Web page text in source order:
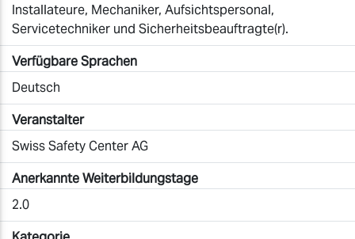
Installateure, Mechaniker, Aufsichtspersonal,
Servicetechniker und Sicherheitsbeauftragte(r).
Verfügbare Sprachen
Deutsch
Veranstalter
Swiss Safety Center AG
Anerkannte Weiterbildungstage
2.0